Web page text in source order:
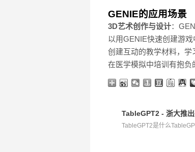
GENIE的应用场景
3D艺术创作与设计：
以用GENIE快速创建游
创建互动的教学材料，学
在医学模拟中培训有抱负
TableGPT2 - 浙大推
TableGPT2是什么